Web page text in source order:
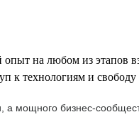
на любом из этапов
технологиям и свободу
а мощного бизнес-